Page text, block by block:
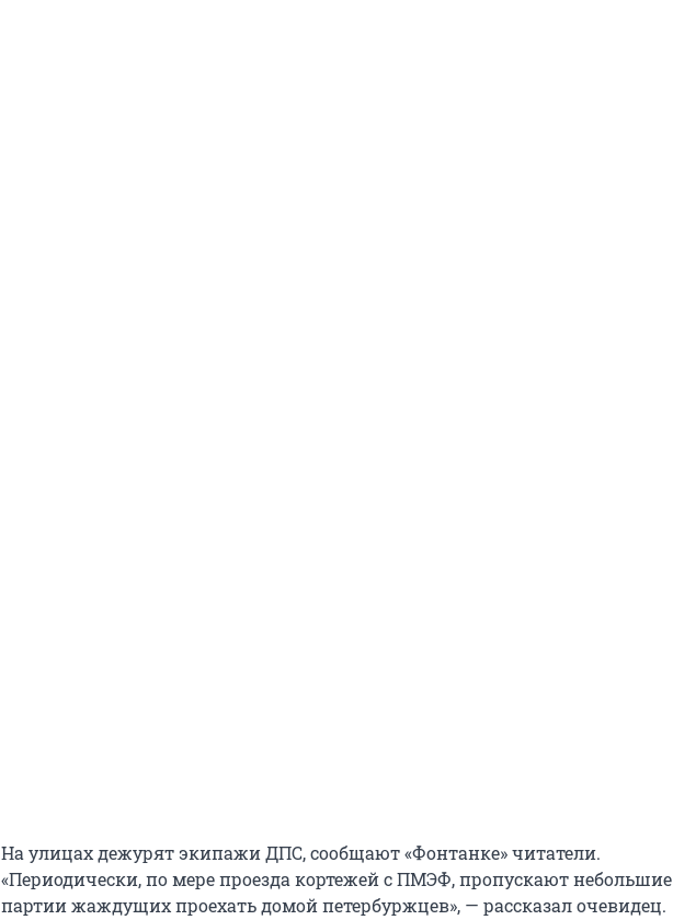
На улицах дежурят экипажи ДПС, сообщают «Фонтанке» читатели.
«Периодически, по мере проезда кортежей с ПМЭФ, пропускают небольшие
партии жаждущих проехать домой петербуржцев», — рассказал очевидец.